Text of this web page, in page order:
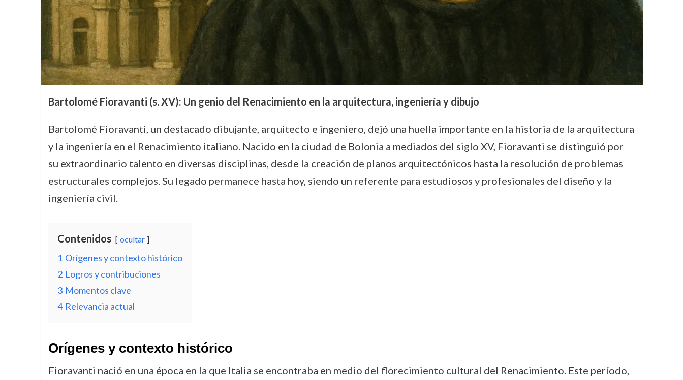
Bartolomé Fioravanti (s. XV): Un genio del Renacimiento en la arquitectura, ingeniería y dibujo
Bartolomé Fioravanti, un destacado dibujante, arquitecto e ingeniero, dejó una huella importante en la historia de la arquitectura
y la ingeniería en el Renacimiento italiano. Nacido en la ciudad de Bolonia a mediados del siglo XV, Fioravanti se distinguió por
su extraordinario talento en diversas disciplinas, desde la creación de planos arquitectónicos hasta la resolución de problemas
estructurales complejos. Su legado permanece hasta hoy, siendo un referente para estudiosos y profesionales del diseño y la
ingeniería civil.
Contenidos ocultar
1 Orígenes y contexto histórico
2 Logros y contribuciones
3 Momentos clave
4 Relevancia actual
Orígenes y contexto histórico
Fioravanti nació en una época en la que Italia se encontraba en medio del florecimiento cultural del Renacimiento. Este período,